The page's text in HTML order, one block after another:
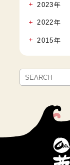
2023年
2022年
2015年